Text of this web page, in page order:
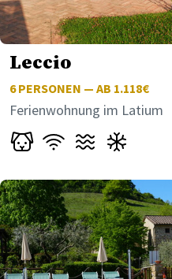
Leccio
6PERSONEN — AB 1.118€
Ferienwohnung im Latium